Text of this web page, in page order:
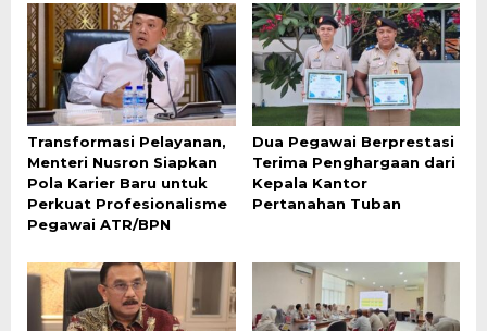
Transformasi Pelayanan,
Menteri Nusron Siapkan
Pola Karier Baru untuk
Perkuat Profesionalisme
Pegawai ATR/BPN
Dua Pegawai Berprestasi
Terima Penghargaan dari
Kepala Kantor
Pertanahan Tuban